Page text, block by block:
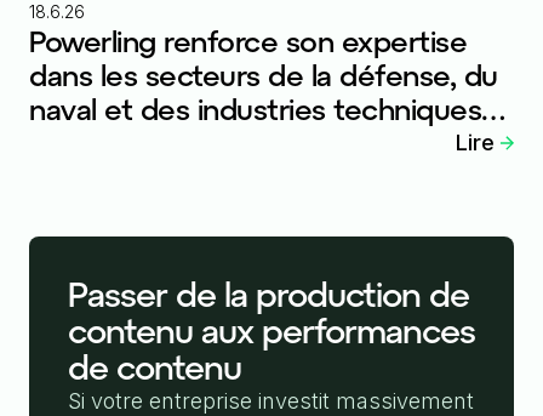
18.6.26
Powerling renforce son expertise
dans les secteurs de la défense, du
naval et des industries techniques
Lire
Passer de la production de
contenu aux performances
de contenu
Si votre entreprise investit massivement